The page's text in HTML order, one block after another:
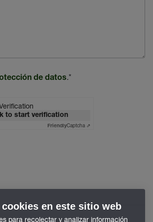
de datos.*
to start verification
FriendlyCaptcha ⇗
en este sitio web
para recolectar y analizar información